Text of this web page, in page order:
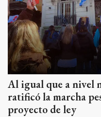
Al igual que a nivel
ratificó la marcha
proyecto de ley